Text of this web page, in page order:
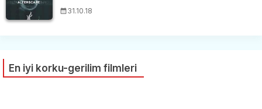
31.10.18
En iyi korku-gerilim filmleri